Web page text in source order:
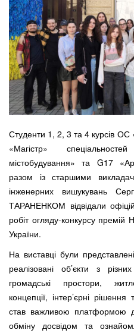
Студенти 1, 2, 3 та 4 курсів
«Магістр»
містобудування» та G17
разом із старшими
інженерних вишукувань
ТАРАНЕНКОМ відвідали
робіт огляду-конкурсу премій
України.
На виставці були
реалізовані об’єкти з
громадські простори,
концепції, інтер’єрні
став важливою платформою
обміну досвідом та